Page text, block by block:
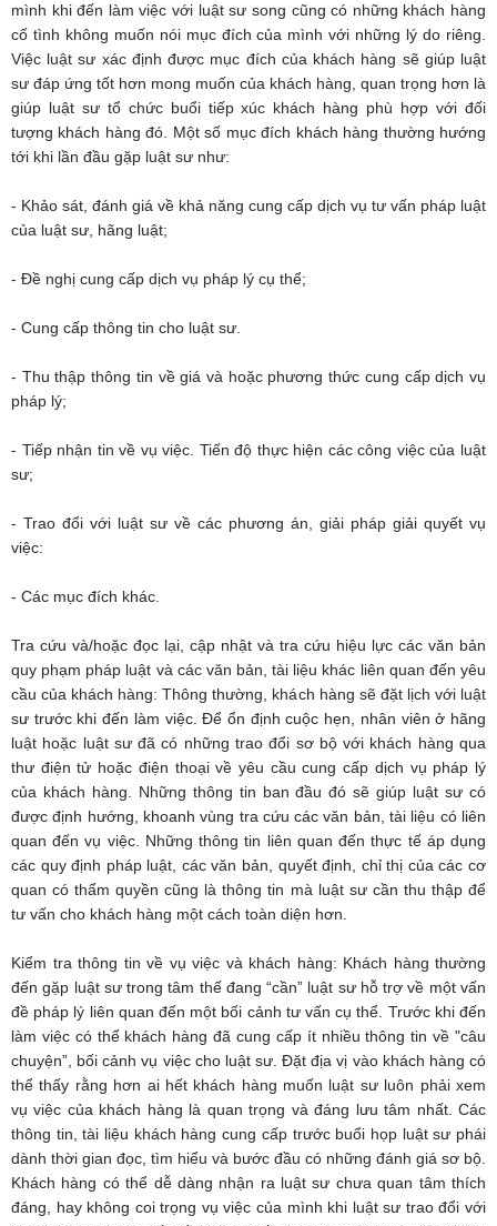
mình khi đến làm việc với luật sư song cũng có những khách hàng
cố tình không muốn nói mục đích của mình với những lý do riêng.
Việc luật sư xác định được mục đích của khách hàng sẽ giúp luật
sư đáp ứng tốt hơn mong muốn của khách hàng, quan trọng hơn là
giúp luật sư tổ chức buổi tiếp xúc khách hàng phù hợp với đối
tượng khách hàng đó. Một số mục đích khách hàng thường hướng
tới khi lần đầu gặp luật sư như:
- Khảo sát, đánh giá về khả năng cung cấp dịch vụ tư vấn pháp luật
của luật sư, hãng luật;
- Đề nghị cung cấp dịch vụ pháp lý cụ thể;
- Cung cấp thông tin cho luật sư.
- Thu thập thông tin về giá và hoặc phương thức cung cấp dịch vụ
pháp lý;
- Tiếp nhận tin về vụ việc. Tiến độ thực hiện các công việc của luật
sư;
- Trao đổi với luật sư về các phương án, giải pháp giải quyết vụ
việc:
- Các mục đích khác.
Tra cứu và/hoặc đọc lại, cập nhật và tra cứu hiệu lực các văn bản
quy phạm pháp luật và các văn bản, tài liệu khác liên quan đến yêu
cầu của khách hàng: Thông thường, khách hàng sẽ đặt lịch với luật
sư trước khi đến làm việc. Để ổn định cuộc hẹn, nhân viên ở hãng
luật hoặc luật sư đã có những trao đổi sơ bộ với khách hàng qua
thư điện tử hoặc điện thoại về yêu cầu cung cấp dịch vụ pháp lý
của khách hàng. Những thông tin ban đầu đó sẽ giúp luật sư có
được định hướng, khoanh vùng tra cứu các văn bản, tài liệu có liên
quan đến vụ việc. Những thông tin liên quan đến thực tế áp dụng
các quy định pháp luật, các văn bản, quyết định, chỉ thị của các cơ
quan có thẩm quyền cũng là thông tin mà luật sư cần thu thập để
tư vấn cho khách hàng một cách toàn diện hơn.
Kiểm tra thông tin về vụ việc và khách hàng: Khách hàng thường
đến gặp luật sư trong tâm thế đang “cần” luật sư hỗ trợ về một vấn
đề pháp lý liên quan đến một bối cảnh tư vấn cụ thể. Trước khi đến
làm việc có thể khách hàng đã cung cấp ít nhiều thông tin về "câu
chuyện”, bối cảnh vụ việc cho luật sư. Đặt địa vị vào khách hàng có
thể thấy rằng hơn ai hết khách hàng muốn luật sư luôn phải xem
vụ việc của khách hàng là quan trọng và đáng lưu tâm nhất. Các
thông tin, tài liệu khách hàng cung cấp trước buổi họp luật sư phái
dành thời gian đọc, tìm hiểu và bước đầu có những đánh giá sơ bộ.
Khách hàng có thể dễ dàng nhận ra luật sư chưa quan tâm thích
đáng, hay không coi trọng vụ việc của mình khi luật sư trao đổi với